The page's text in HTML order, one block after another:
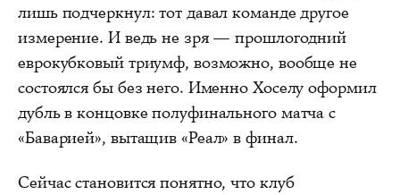
лишь подчеркнул: тот давал команде другое
измерение. И ведь не зря — прошлогодний
еврокубковый триумф, возможно, вообще не
состоялся бы без него. Именно Хоселу оформил
дубль в концовке полуфинального матча с
«Баварией», вытащив «Реал» в финал.
Сейчас становится понятно, что клуб